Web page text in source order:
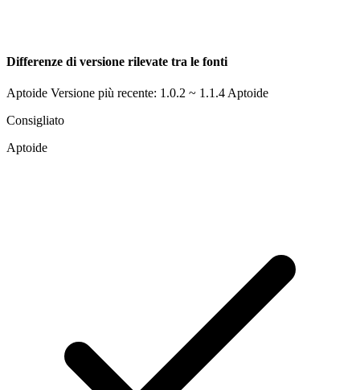
Differenze di versione rilevate tra le fonti
Aptoide Versione più recente: 1.0.2 ~ 1.1.4 Aptoide
Consigliato
Aptoide